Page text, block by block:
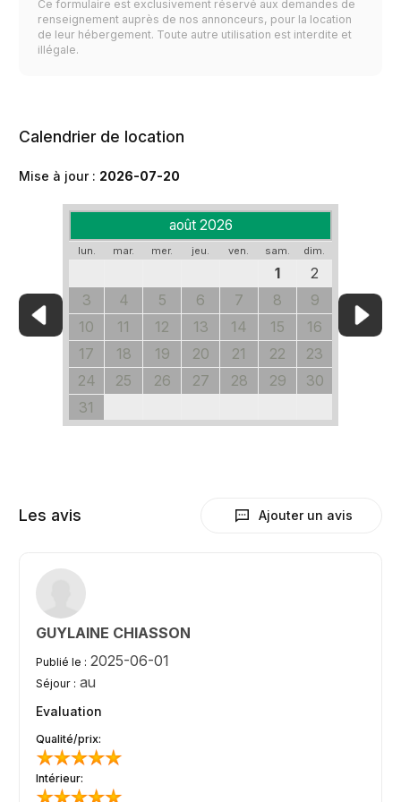
Ce formulaire est exclusivement réservé aux demandes de
renseignement auprès de nos annonceurs, pour la location
de leur hébergement. Toute autre utilisation est interdite et
illégale.
Calendrier de location
Mise à jour : 2026-07-20
août 2026
lun. mar. mer. jeu. ven. sam. dim.
1
2
3
4 5 6 7 8
9
10
11 12 13 14 15
16
17
18 19 20 21 22
23
24
25 26 27 28 29
30
31
Les avis Ajouter un avis
GUYLAINE CHIASSON
Publié le : 2025-06-01
Séjour : au
Evaluation
Qualité/prix:
Intérieur: